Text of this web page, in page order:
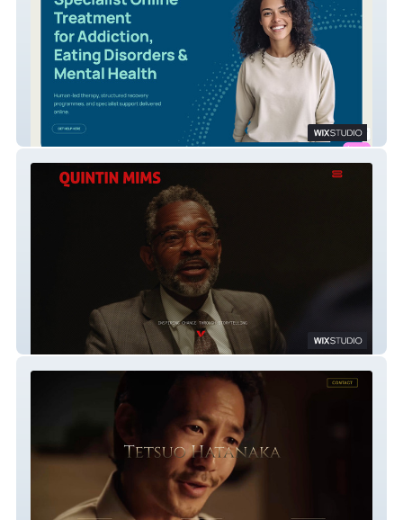
The Wellbeing and Recovery Collective
Television Actor Quintin Mims